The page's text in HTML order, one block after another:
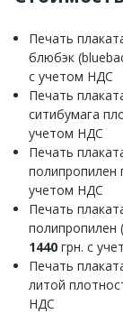
Печать
блюбэк
с учетом НДС
Печать
ситибумага
учетом НДС
Печать
полипропилен
учетом НДС
Печать
полипропилен
1440 грн. с
Печать
литой
НДС